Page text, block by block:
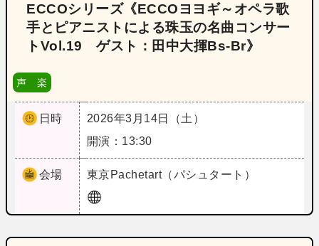
ECCOシリーズ《ECCOヨヨギ～オペラ歌
手とピアニストによる珠玉の名曲コンサー
トVol.19 ゲスト：田中大揮Bs-Br》
声 楽
日時
2026年3月14日（土）
開演：13:30
会場 東京Pachetart（パシュタート）